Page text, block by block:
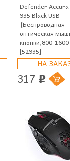
Defender Accura
935 Black USB
{Беспроводная
оптическая
кнопки,800-
[52935]
НА
317 p